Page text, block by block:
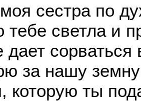
сестра по
тебе светла и
дает
за нашу
которую ты